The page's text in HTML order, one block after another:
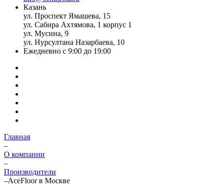
Казань
ул. Проспект Ямашева, 15
ул. Сабира Ахтямова, 1 корпус 1
ул. Мусина, 9
ул. Нурсултана Назарбаева, 10
Ежедневно с 9:00 до 19:00
Главная
–
О компании
–
Производители
–AceFloor в Москве